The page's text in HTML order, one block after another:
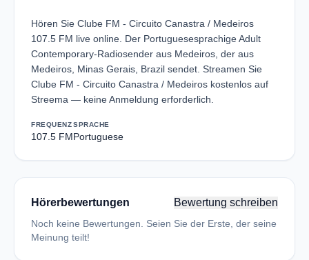
Hören Sie Clube FM - Circuito Canastra / Medeiros
107.5 FM live online. Der Portuguesesprachige Adult
Contemporary-Radiosender aus Medeiros, der aus
Medeiros, Minas Gerais, Brazil sendet. Streamen Sie
Clube FM - Circuito Canastra / Medeiros kostenlos auf
Streema — keine Anmeldung erforderlich.
FREQUENZ
107.5 FM
SPRACHE
Portuguese
Hörerbewertungen Bewertung schreiben
Noch keine Bewertungen. Seien Sie der Erste, der seine
Meinung teilt!